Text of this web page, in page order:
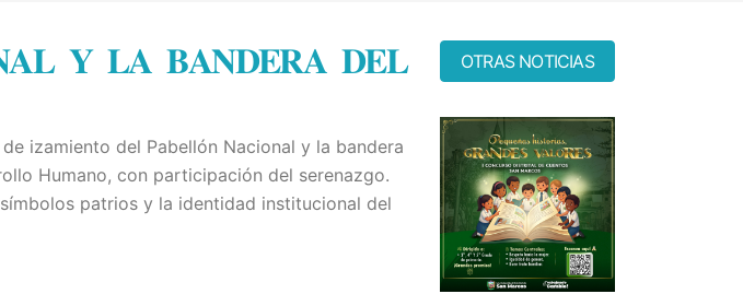
𝐘 𝐋𝐀 𝐁𝐀𝐍𝐃𝐄𝐑𝐀 𝐃𝐄𝐋
izamiento del Pabellón Nacional y la bandera
Humano, con participación del serenazgo.
patrios y la identidad institucional del
OTRAS NOTICIAS